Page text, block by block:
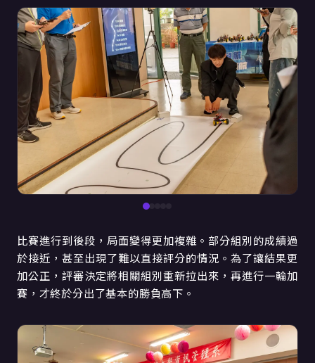
比賽進行到後段，局面變得更加複雜。部分組別的成績過
於接近，甚至出現了難以直接評分的情況。為了讓結果更
加公正，評審決定將相關組別重新拉出來，再進行一輪加
賽，才終於分出了基本的勝負高下。